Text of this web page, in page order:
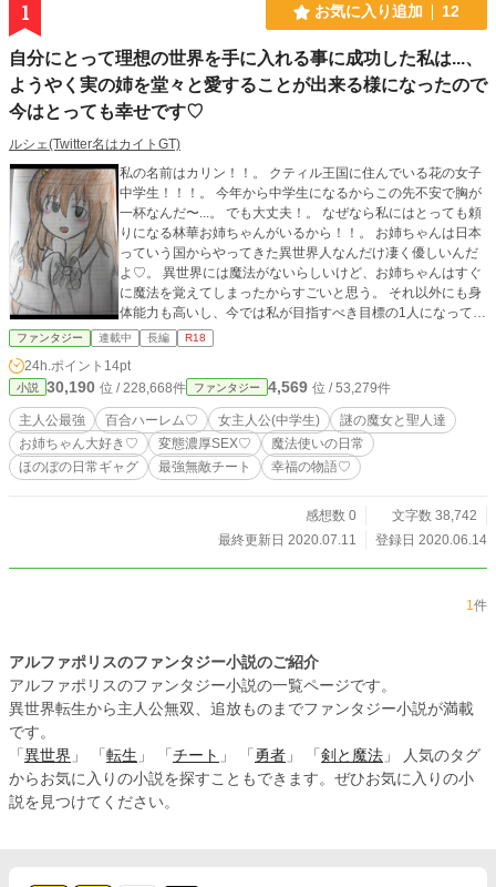
1 お気に入り追加 12
自分にとって理想の世界を手に入れる事に成功した私は...、
ようやく実の姉を堂々と愛することが出来る様になったので
今はとっても幸せです♡
ルシェ(Twitter名はカイトGT)
私の名前はカリン！！。 クティル王国に住んでいる花の女子
中学生！！！。 今年から中学生になるからこの先不安で胸が
一杯なんだ〜...。 でも大丈夫！。 なぜなら私にはとっても頼
りになる林華お姉ちゃんがいるから！！。 お姉ちゃんは日本
っていう国からやってきた異世界人なんだけ凄く優しいんだ
よ♡。 異世界には魔法がないらしいけど、お姉ちゃんはすぐ
に魔法を覚えてしまったからすごいと思う。 それ以外にも身
体能力も高いし、今では私が目指すべき目標の1人になってい
ます！。 そんなお姉ちゃんと同じ中学に通えるなんて私は幸
せ者だな〜...。 あっ！よかったら皆さんも私の日常生活見て
いって下さいね！。 少女はそれだけ言うと桜の咲き誇る校庭
を駆け抜けて行った...。 〜聖人の娘カリンの入学式〜 ※注意
この作品は 『なぜか異世界に幼女で転生してしまった私は、
優秀な親の子供だったのですが！！〜神託の章〜』 の続きで
す。 前作を見ていなくても充分楽しめる物にするつもりです
が、一応前作はあるよって事を伝えておきます。 多分見なく
っちなシーンがないからこちらを見る人に需要があるかは各
自で決めてくださいね♡) 時は進み中学生になったカリンは振
物語を...♡」 誰もいないのに...、誰かがそう呟いたような気
ファンタジー 連載中 長編 R18
24h.ポイント 14pt
小説 30,190 位 / 228,668件 ファンタジー 4,569 位 / 53,279件
主人公最強 百合ハーレム♡ 女主人公(中学生)
謎の魔女と聖人達
お姉ちゃん大好き♡
変態濃厚SEX♡
魔法使いの日常
ほのぼの日常ギャグ
最強無敵チート 幸福の物語♡
感想数 0
文字数 38,742
最終更新日 2020.07.11
登録日 2020.06.14
1件
アルファポリスのファンタジー小説のご紹介
アルファポリスのファンタジー小説の一覧ページです。
異世界転生から主人公無双、追放ものまでファンタジー小説が満載
です。
「 異世界 」 「 転生 」 「 チート 」 「 勇者 」 「 剣と魔法 」 人気のタグ
からお気に入りの小説を探すこともできます。ぜひお気に入りの小
説を見つけてください。